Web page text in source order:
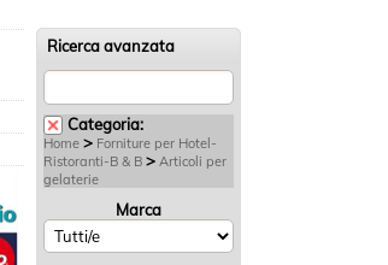
Ricerca avanzata
Categoria:
Home > Forniture per Hotel-
Ristoranti-B & B > Articoli per
gelaterie
Marca